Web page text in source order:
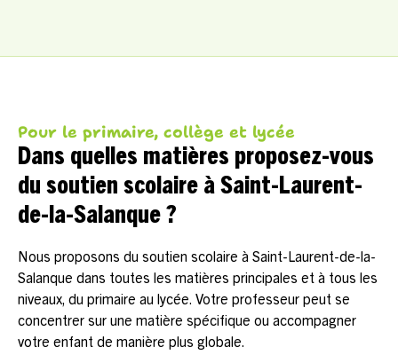
Pour le primaire, collège et lycée
Dans quelles matières proposez-vous
du soutien scolaire à Saint-Laurent-
de-la-Salanque ?
Nous proposons du soutien scolaire à Saint-Laurent-de-la-
Salanque dans toutes les matières principales et à tous les
niveaux, du primaire au lycée. Votre professeur peut se
concentrer sur une matière spécifique ou accompagner
votre enfant de manière plus globale.